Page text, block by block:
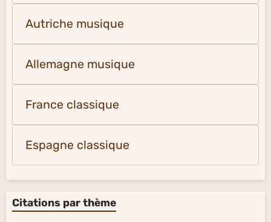
Autriche musique
Allemagne musique
France classique
Espagne classique
Citations par thème